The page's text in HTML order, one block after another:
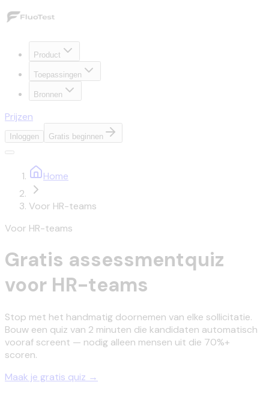
Product
Toepassingen
Bronnen
Prijzen
Inloggen Gratis beginnen
Home
Voor HR-teams
Voor HR-teams
Gratis assessmentquiz
voor HR-teams
Stop met het handmatig doornemen van elke sollicitatie.
Bouw een quiz van 2 minuten die kandidaten automatisch
vooraf screent — nodig alleen mensen uit die 70%+
scoren.
Maak je gratis quiz →